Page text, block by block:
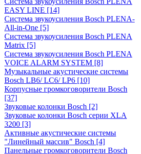
EASY LINE [14]
Система звукоусиления Bosch PLENA-
All-in-One [5]
Система звукоусиления Bosch PLENA
Matrix [5]
Система звукоусиления Bosch PLENA
VOICE ALARM SYSTEM [8]
Музыкальные акустические системы
Bosch LB6/ LC6/ LP6 [10]
Корпусные громкоговорители Bosch
[37]
Звуковые колонки Bosch [2]
Звуковые колонки Bosch серии XLA
3200 [3]
Активные акустические системы
"Линейный массив" Bosch [4]
Панельные громкоговорители Bosch